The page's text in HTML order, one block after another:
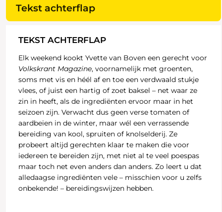
Tekst achterflap
TEKST ACHTERFLAP
Elk weekend kookt Yvette van Boven een gerecht voor
Volkskrant Magazine, voornamelijk met groenten,
soms met vis en héél af en toe een verdwaald stukje
vlees, of juist een hartig of zoet baksel – net waar ze
zin in heeft, als de ingrediënten ervoor maar in het
seizoen zijn. Verwacht dus geen verse tomaten of
aardbeien in de winter, maar wél een verrassende
bereiding van kool, spruiten of knolselderij. Ze
probeert altijd gerechten klaar te maken die voor
iedereen te bereiden zijn, met niet al te veel poespas
maar toch net even anders dan anders. Zo leert u dat
alledaagse ingrediënten vele – misschien voor u zelfs
onbekende! – bereidingswijzen hebben.